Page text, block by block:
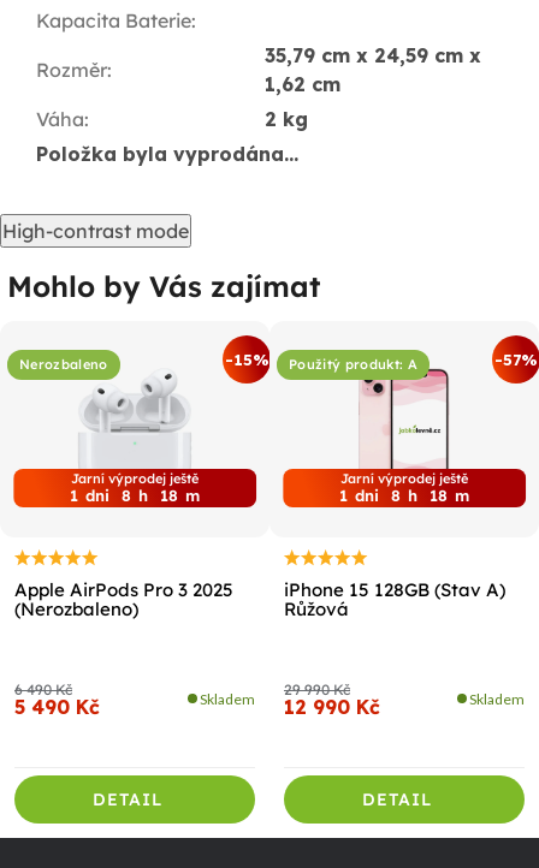
Kapacita Baterie:
Rozměr:
35,79 cm x 24,59 cm x
1,62 cm
Váha:
2 kg
Položka byla vyprodána…
High-contrast mode
Mohlo by Vás zajímat
Nerozbaleno -15%
Jarní výprodej ještě
1 dni 8 h 18 m
Apple AirPods Pro 3 2025
(Nerozbaleno)
6 490 Kč
5 490 Kč Skladem
DETAIL
Použitý produkt: A -57%
Jarní výprodej ještě
1 dni 8 h 18 m
iPhone 15 128GB (Stav A)
Růžová
29 990 Kč
12 990 Kč Skladem
DETAIL